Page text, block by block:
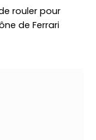
rouler pour
de Ferrari